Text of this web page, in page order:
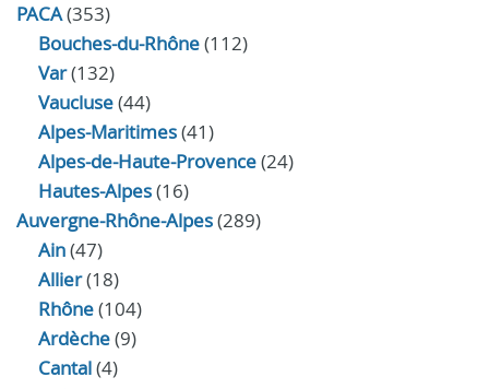
PACA(353)
Bouches-du-Rhône(112)
Var(132)
Vaucluse(44)
Alpes-Maritimes(41)
Alpes-de-Haute-Provence(24)
Hautes-Alpes(16)
Auvergne-Rhône-Alpes(289)
Ain(47)
Allier(18)
Rhône(104)
Ardèche(9)
Cantal(4)